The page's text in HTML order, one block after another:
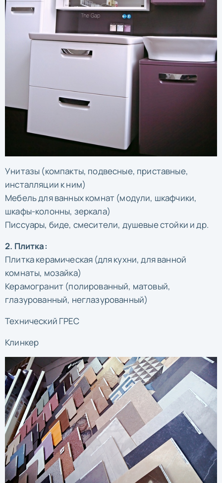
Унитазы (компакты, подвесные, приставные,
инсталляции к ним)
Мебель для ванных комнат (модули, шкафчики,
шкафы-колонны, зеркала)
Писсуары, биде, смесители, душевые стойки и др.
2. Плитка:
Плитка керамическая (для кухни, для ванной
комнаты, мозайка)
Керамогранит (полированный, матовый,
глазурованный, неглазурованный)
Технический ГРЕС
Клинкер